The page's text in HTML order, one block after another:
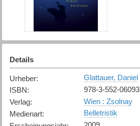
Details
Urheber:
Glattauer, Daniel
ISBN:
978-3-552-
Verlag:
Wien : Zsolnay
Medienart:
Belletristik